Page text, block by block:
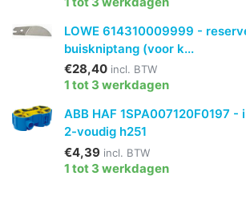
LOWE 614310009999 -
buiskniptang (voor k...
€28,40 incl. BTW
1 tot 3 werkdagen
ABB HAF 1SPA007120F0197 -
2-voudig h251
€4,39 incl. BTW
1 tot 3 werkdagen